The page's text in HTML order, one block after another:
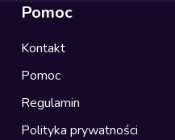
Pomoc
Kontakt
Pomoc
Regulamin
Polityka prywatności